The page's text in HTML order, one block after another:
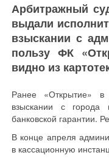
Арбитражный
выдали
взыскании с
пользу ФК
видно из
Ранее «Открытие»
взыскании с города
банковской гарантии.
В конце апреля
в кассационную